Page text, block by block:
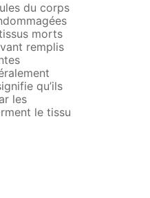
du corps
morts
remplis
qu’ils
les
le tissu